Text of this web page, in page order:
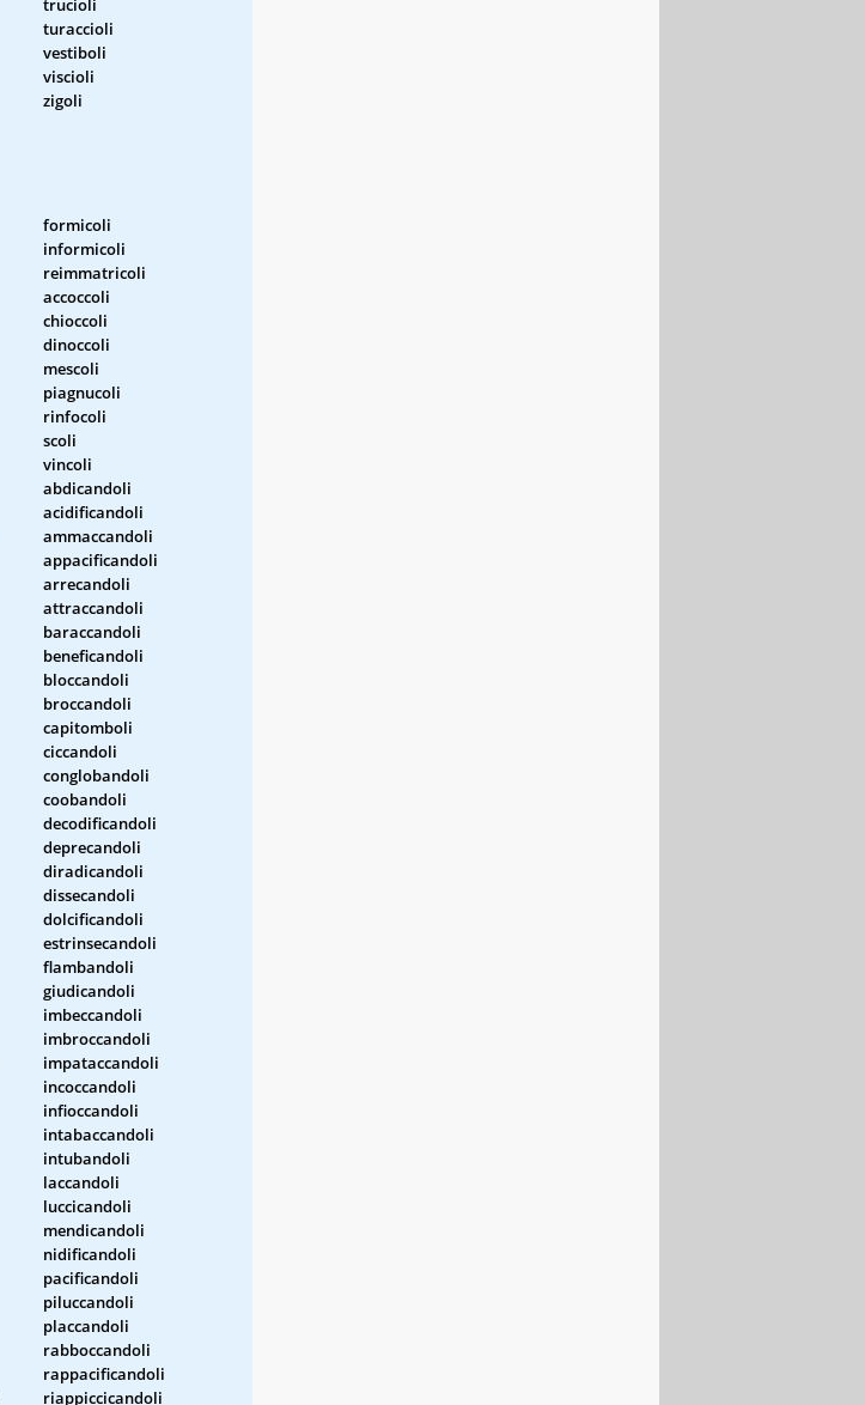
turaccioli
vestiboli
viscioli
zigoli
formicoli
informicoli
reimmatricoli
accoccoli
chioccoli
dinoccoli
mescoli
piagnucoli
rinfocoli
scoli
vincoli
abdicandoli
acidificandoli
ammaccandoli
appacificandoli
arrecandoli
attraccandoli
baraccandoli
beneficandoli
bloccandoli
broccandoli
capitomboli
ciccandoli
conglobandoli
coobandoli
decodificandoli
deprecandoli
diradicandoli
dissecandoli
dolcificandoli
estrinsecandoli
flambandoli
giudicandoli
imbeccandoli
imbroccandoli
impataccandoli
incoccandoli
infioccandoli
intabaccandoli
intubandoli
laccandoli
luccicandoli
mendicandoli
nidificandoli
pacificandoli
piluccandoli
placcandoli
rabboccandoli
rappacificandoli
riappiccicandoli